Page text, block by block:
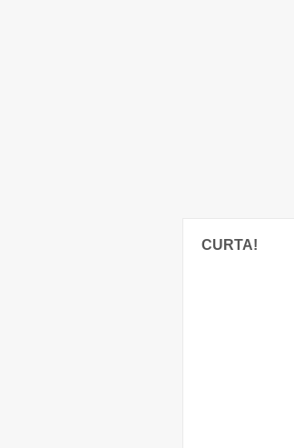
CURTA!